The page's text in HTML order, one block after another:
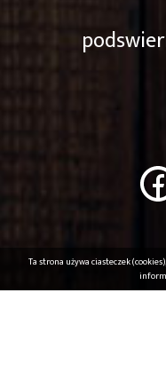
Ta strona używa ciasteczek